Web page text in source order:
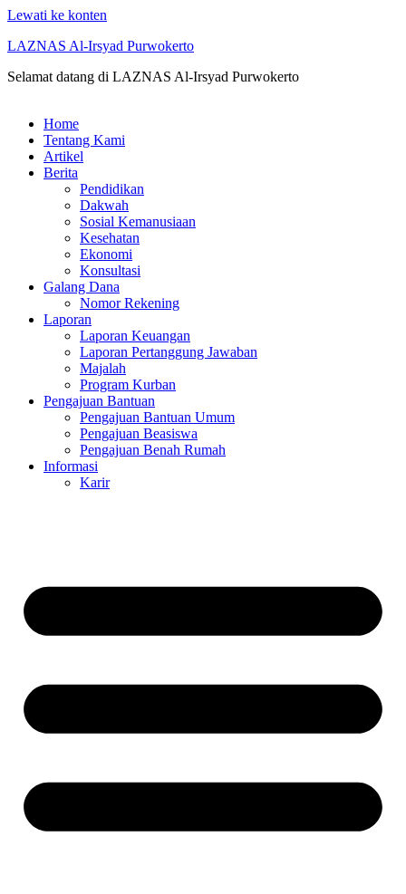
Lewati ke konten
LAZNAS Al-Irsyad Purwokerto
Selamat datang di LAZNAS Al-Irsyad Purwokerto
Home
Tentang Kami
Artikel
Berita
Pendidikan
Dakwah
Sosial Kemanusiaan
Kesehatan
Ekonomi
Konsultasi
Galang Dana
Nomor Rekening
Laporan
Laporan Keuangan
Laporan Pertanggung Jawaban
Majalah
Program Kurban
Pengajuan Bantuan
Pengajuan Bantuan Umum
Pengajuan Beasiswa
Pengajuan Benah Rumah
Informasi
Karir